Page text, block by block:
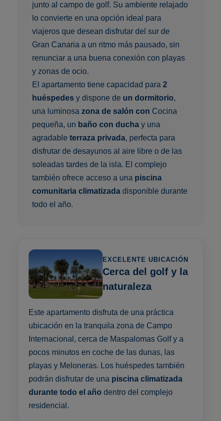
junto al campo de golf. Su ambiente relajado
lo convierte en una opción ideal para
viajeros que desean disfrutar del sur de
Gran Canaria a un ritmo más pausado, sin
renunciar a una buena conexión con playas
y zonas de ocio.
El apartamento tiene capacidad para2
huéspedes y dispone de un dormitorio,
una luminosazona de salón con Cocina
pequeña, un baño con ducha y una
agradableterraza privada, perfecta para
disfrutar de desayunos al aire libre o de las
soleadas tardes de la isla. El complejo
también ofrece acceso a una piscina
comunitaria climatizada disponible durante
todo el año.
EXCELENTE UBICACIÓN
Cerca del golf y la
naturaleza
Este apartamento disfruta de una práctica
ubicación en la tranquila zona de Campo
Internacional, cerca de Maspalomas Golf y a
pocos minutos en coche de las dunas, las
playas y Meloneras. Los huéspedes también
podrán disfrutar de una piscina climatizada
durante todo el año dentro del complejo
residencial.